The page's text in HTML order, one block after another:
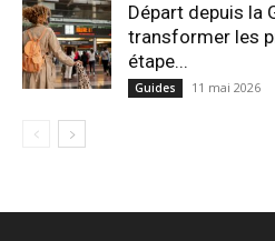
Départ depuis la
transformer les
étape...
Guides 11 mai 2026